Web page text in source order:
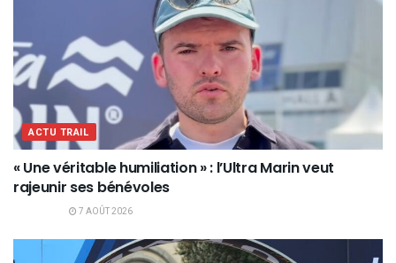
ACTU TRAIL
« Une véritable humiliation » : l’Ultra Marin veut
rajeunir ses bénévoles
7 AOÛT 2026